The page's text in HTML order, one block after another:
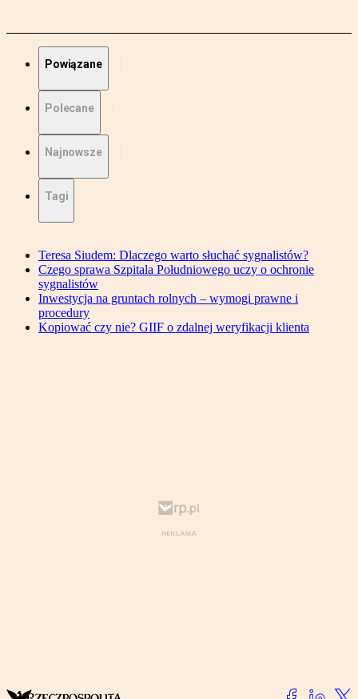
Powiązane
Polecane
Najnowsze
Tagi
Teresa Siudem: Dlaczego warto słuchać sygnalistów?
Czego sprawa Szpitala Południowego uczy o ochronie
sygnalistów
Inwestycja na gruntach rolnych – wymogi prawne i
procedury
Kopiować czy nie? GIIF o zdalnej weryfikacji klienta